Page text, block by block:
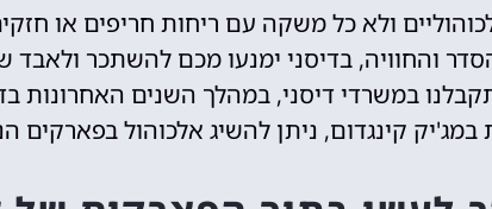
ולא כל משקה עם ריחות חריפים או
והחוויה, בדיסני ימנעו מכם להשתכר ולאבד
במשרדי דיסני, במהלך השנים האחרונות
במג'יק קינגדום, ניתן להשיג אלכוהול בפארקים